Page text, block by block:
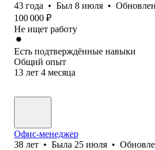
43 года • Был 8 июля •
100 000 ₽
Не ищет работу
Есть подтверждённые навыки
Общий опыт
13 лет 4 месяца
Офис-менеджер
38 лет • Была 25 июля •